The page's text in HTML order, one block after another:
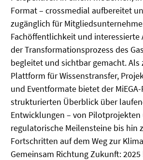
Format – crossmedial aufbereitet
zugänglich für
Fachöffentlichkeit und interessierte
der Transformationsprozess des
begleitet und sichtbar gemacht. Als
Plattform für Wissenstransfer,
und Eventformate bietet der
strukturierten Überblick über
Entwicklungen – von Pilotprojekten
regulatorische Meilensteine bis hin
Fortschritten auf dem Weg zur
Gemeinsam Richtung Zukunft: